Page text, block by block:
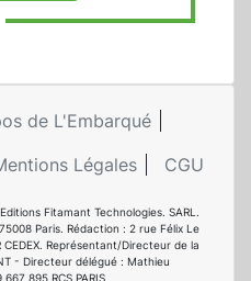
de L'Embarqué
Légales CGU
Fitamant Technologies. SARL.
Paris. Rédaction : 2 rue Félix Le
CEDEX. Représentant/Directeur de la
- Directeur délégué : Mathieu
895 RCS PARIS